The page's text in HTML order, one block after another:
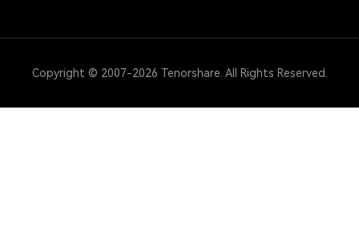
Copyright © 2007-2026 Tenorshare. All Rights Reserved.